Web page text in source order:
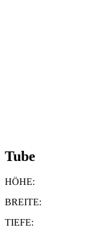
Tube
HÖHE:
BREITE:
TIEFE: